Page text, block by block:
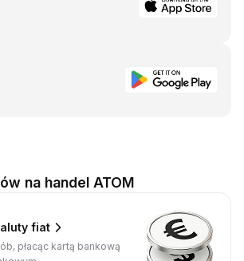
na handel ATOM
fiat
płacąc kartą bankową